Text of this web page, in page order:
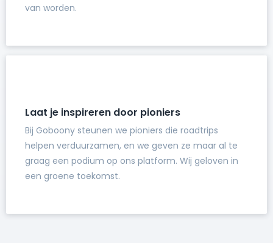
van worden.
Laat je inspireren door pioniers
Bij Goboony steunen we pioniers die roadtrips
helpen verduurzamen, en we geven ze maar al te
graag een podium op ons platform. Wij geloven in
een groene toekomst.